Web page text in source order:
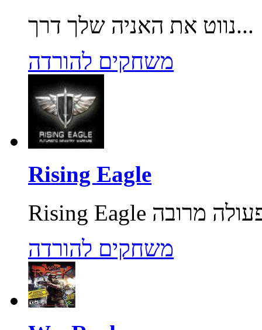
נווט את האניה שלך דרך...
משחקים להורדה
Rising Eagle
משחקים להורדה